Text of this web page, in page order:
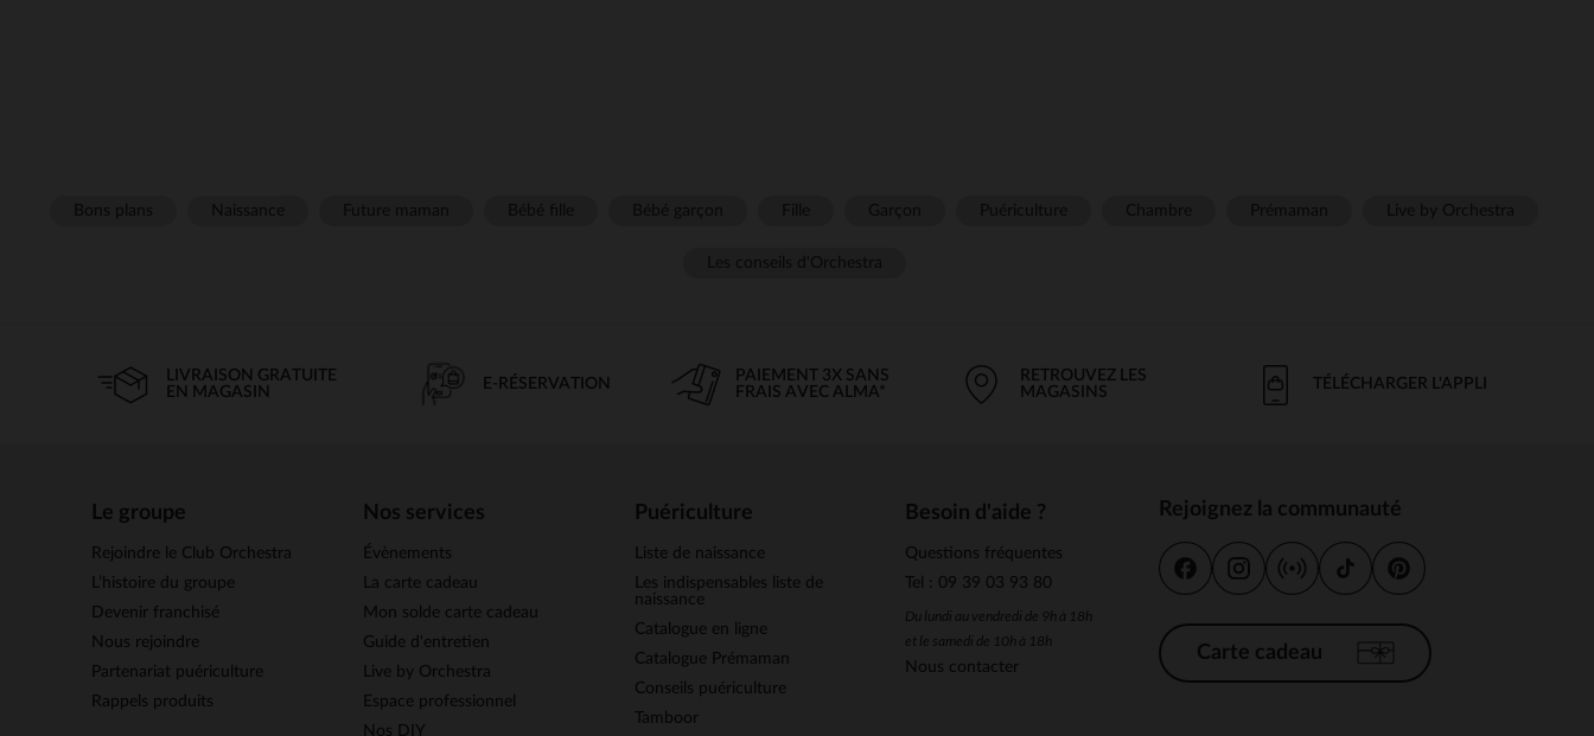
LIVRAISON GRATUITE
EN MAGASIN
E-RÉSERVATION
PAIEMENT 3X SANS
FRAIS AVEC ALMA*
RETROUVEZ LES
MAGASINS
TÉLÉCHARGER L'APPLI
Le groupe
Rejoindre le Club Orchestra
L’histoire du groupe
Devenir franchisé
Nous rejoindre
Partenariat puériculture
Rappels produits
Nos services
Évènements
La carte cadeau
Mon solde carte cadeau
Guide d'entretien
Live by Orchestra
Espace professionnel
Nos DIY
Puériculture
Liste de naissance
Les indispensables liste de
naissance
Catalogue en ligne
Catalogue Prémaman
Conseils puériculture
Tamboor
Besoin d'aide ?
Questions fréquentes
Tel : 09 39 03 93 80
Du lundi au vendredi de 9h à 18h
et le samedi de 10h à 18h
Nous contacter
Rejoignez la communauté
Carte cadeau